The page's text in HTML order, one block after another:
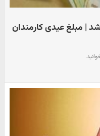
شد | مبلغ عیدی کارمندان